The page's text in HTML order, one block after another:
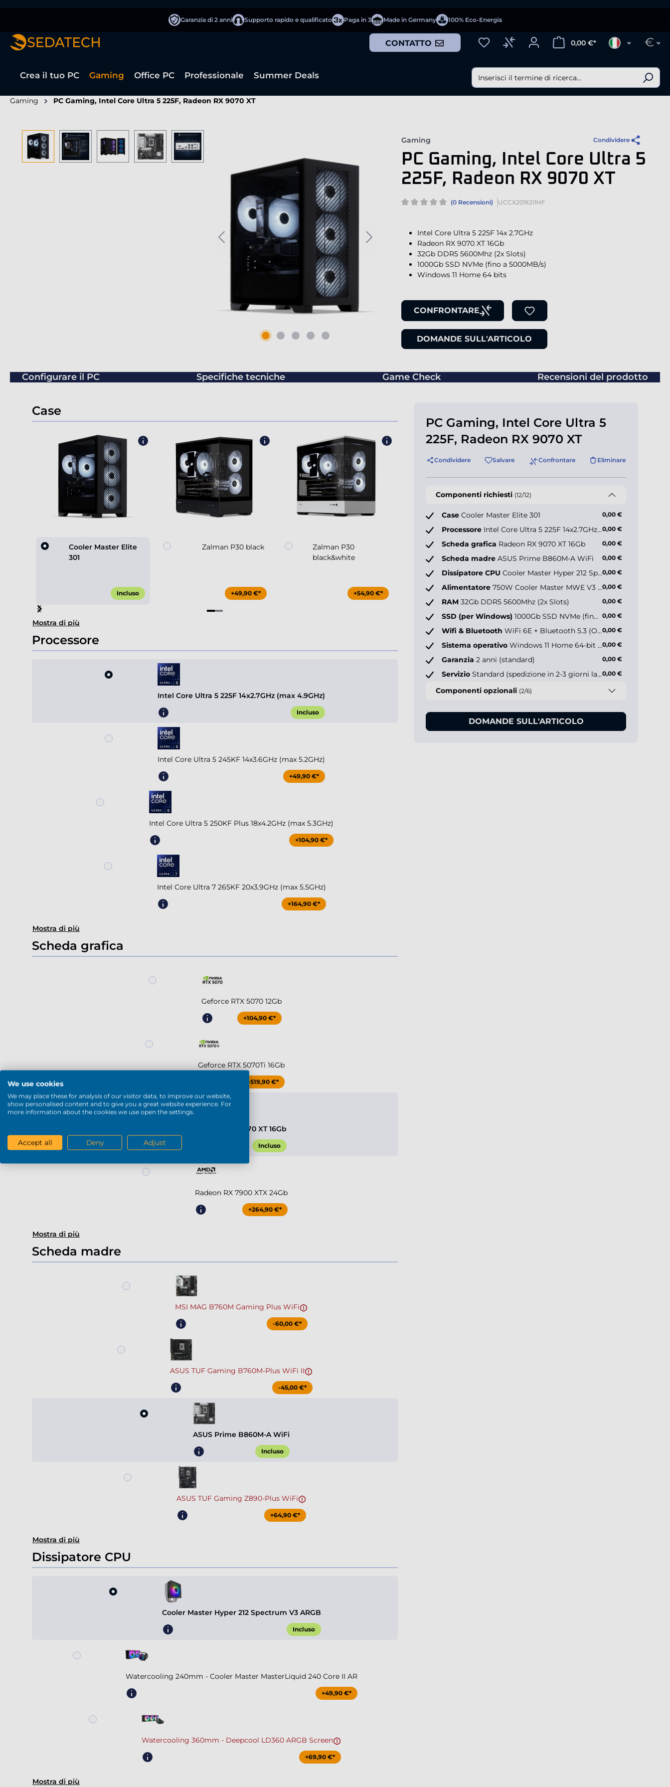
Garanzia di 2 anni Supporto rapido e qualificato Paga in 3 Made in Germany 100% Eco-Energia
CONTATTO 0,00 €* €
Crea il tuo PC Gaming Office PC Professionale Summer Deals
Gaming PC Gaming, Intel Core Ultra 5 225F, Radeon RX 9070 XT
Salta la galleria di immagini
Gaming Condividere
PC Gaming, Intel Core Ultra 5
225F, Radeon RX 9070 XT
(0 Recensioni) UCCX209I2I1HF
Intel Core Ultra 5 225F 14x 2.7GHz
Radeon RX 9070 XT 16Gb
32Gb DDR5 5600Mhz (2x Slots)
1000Gb SSD NVMe (fino a 5000MB/s)
Windows 11 Home 64 bits
CONFRONTARE
DOMANDE SULL'ARTICOLO
Configurare il PC Specifiche tecniche Game Check Recensioni del prodotto
Case
Cooler Master Elite
301
Incluso
Zalman P30 black
+49,90 €*
Zalman P30
black&white
+54,90 €*
Cooler Master
MasterBox 600
Item
1
of
4
Mostra di più
Processore
Intel Core Ultra 5 225F 14x2.7GHz (max 4.9GHz)
Incluso
Intel Core Ultra 5 245KF 14x3.6GHz (max 5.2GHz)
+49,90 €*
Intel Core Ultra 5 250KF Plus 18x4.2GHz (max 5.3GHz)
+104,90 €*
Intel Core Ultra 7 265KF 20x3.9GHz (max 5.5GHz)
+164,90 €*
Mostra di più
Scheda grafica
Geforce RTX 5070 12Gb
+104,90 €*
Geforce RTX 5070Ti 16Gb
+519,90 €*
Radeon RX 9070 XT 16Gb
Incluso
Radeon RX 7900 XTX 24Gb
+264,90 €*
Mostra di più
Scheda madre
MSI MAG B760M Gaming Plus WiFi
-60,00 €*
ASUS TUF Gaming B760M-Plus WiFi II
-45,00 €*
ASUS Prime B860M-A WiFi
Incluso
ASUS TUF Gaming Z890-Plus WiFi
+64,90 €*
Mostra di più
Dissipatore CPU
Cooler Master Hyper 212 Spectrum V3 ARGB
Incluso
Watercooling 240mm - Cooler Master MasterLiquid 240 Core II AR
+49,90 €*
Watercooling 360mm - Deepcool LD360 ARGB Screen
+69,90 €*
Mostra di più
PC Gaming, Intel Core Ultra 5
225F, Radeon RX 9070 XT
Condividere Salvare Confrontare Eliminare
Componenti richiesti (12/12)
Case Cooler Master Elite 301 0,00 €
Processore Intel Core Ultra 5 225F 14x2.7GHz (max 4.9GHz)0,00 €
Scheda grafica Radeon RX 9070 XT 16Gb 0,00 €
Scheda madre ASUS Prime B860M-A WiFi 0,00 €
Dissipatore CPU Cooler Master Hyper 212 Spectrum V3 ARGB0,00 €
Alimentatore 750W Cooler Master MWE V3 (80+ Gold)0,00 €
RAM 32Gb DDR5 5600Mhz (2x Slots) 0,00 €
SSD (per Windows) 1000Gb SSD NVMe (fino a 5000MB/s) 0,00 €
Wifi & Bluetooth WiFi 6E + Bluetooth 5.3 (Onboard)0,00 €
Sistema operativo Windows 11 Home 64-bit IT0,00 €
Garanzia 2 anni (standard) 0,00 €
Servizio Standard (spedizione in 2-3 giorni lavorativi)0,00 €
Componenti opzionali (2/6)
DOMANDE SULL'ARTICOLO
We use cookies
We may place these for analysis of our visitor data, to improve our website,
show personalised content and to give you a great website experience. For
more information about the cookies we use open the settings.
Accept all Deny Adjust